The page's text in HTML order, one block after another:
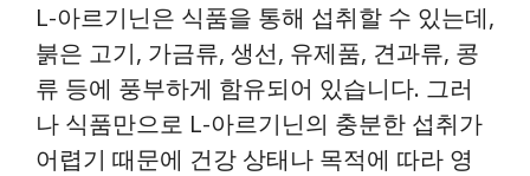
L-아르기닌은 식품을 통해 섭취할 수 있는데,
붉은 고기, 가금류, 생선, 유제품, 견과류, 콩
류 등에 풍부하게 함유되어 있습니다. 그러
나 식품만으로 L-아르기닌의 충분한 섭취가
어렵기 때문에 건강 상태나 목적에 따라 영